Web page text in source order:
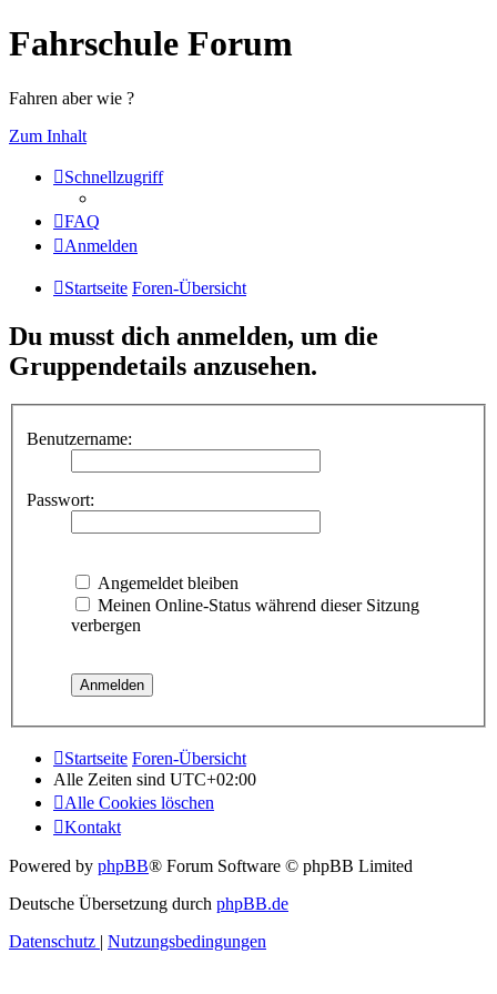
Fahrschule Forum
Fahren aber wie ?
Zum Inhalt
Schnellzugriff
FAQ
Anmelden
Startseite Foren-Übersicht
Du musst dich anmelden, um die
Gruppendetails anzusehen.
Benutzername:
Passwort:
Angemeldet bleiben
Meinen Online-Status während dieser Sitzung
verbergen
Startseite Foren-Übersicht
Alle Zeiten sind UTC+02:00
Alle Cookies löschen
Kontakt
Powered by phpBB® Forum Software © phpBB Limited
Deutsche Übersetzung durch phpBB.de
Datenschutz | Nutzungsbedingungen